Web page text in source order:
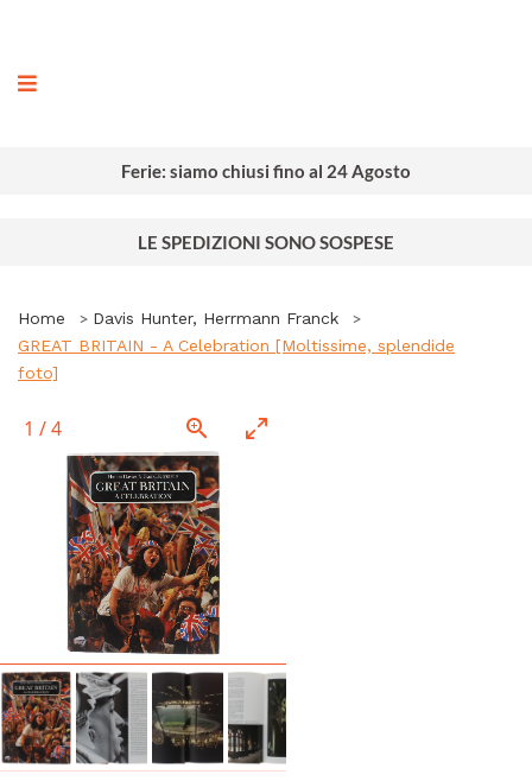
Ferie: siamo chiusi fino al 24 Agosto
LE SPEDIZIONI SONO SOSPESE
Home
Davis Hunter, Herrmann Franck
GREAT BRITAIN - A Celebration [Moltissime, splendide
foto]
1 /4